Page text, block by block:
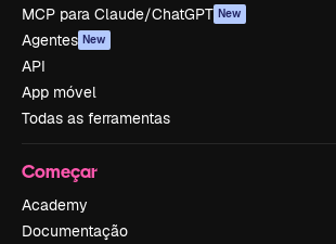
MCP para Claude/ChatGPT New
Agentes New
API
App móvel
Todas as ferramentas
Começar
Academy
Documentação